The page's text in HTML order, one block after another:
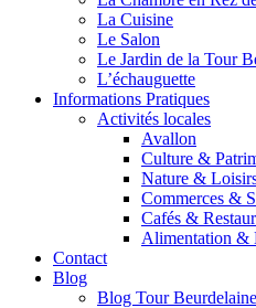
La Cuisine
Le Salon
Le Jardin de la Tour
L’échauguette
Informations Pratiques
Activités locales
Avallon
Culture &
Nature &
Commerces &
Cafés &
Alimentation &
Contact
Blog
Blog Tour Beurdelaine